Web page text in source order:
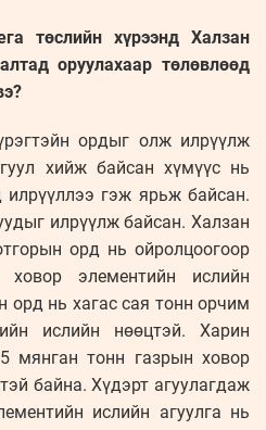
төслийн хүрээнд Халзан
оруулахаар төлөвлөөд
ордыг олж илрүүлж
хийж байсан хүмүүс нь
гэж ярьж байсан.
илрүүлж байсан. Халзан
орд нь ойролцоогоор
элементийн ислийн
орд нь хагас сая тонн орчим
ислийн нөөцтэй. Харин
мянган тонн газрын ховор
байна. Хүдэрт агуулагдаж
ислийн агуулга нь